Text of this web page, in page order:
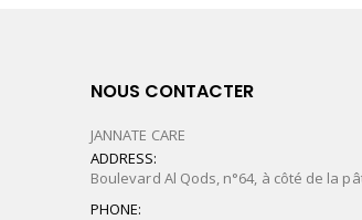
NOUS CONTACTER
JANNATE CARE
ADDRESS:
Boulevard Al Qods, n°64, à côté de la
PHONE: